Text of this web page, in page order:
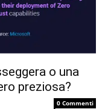
o una
preziosa?
0 Commenti